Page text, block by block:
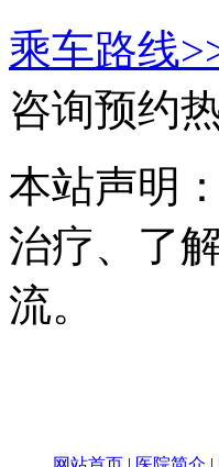
乘车路线
咨询预约
本站声明
治疗、了
流。